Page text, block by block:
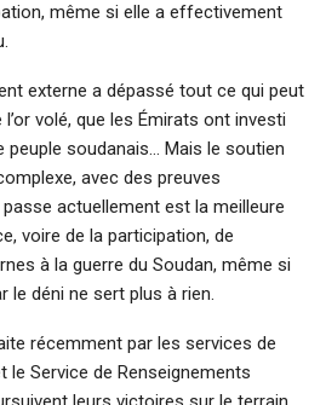
même si elle a effectivement
externe a dépassé tout ce qui peut
volé, que les Émirats ont investi
peuple soudanais… Mais le soutien
avec des preuves
actuellement est la meilleure
voire de la participation, de
à la guerre du Soudan, même si
le déni ne sert plus à rien.
récemment par les services de
le Service de Renseignements